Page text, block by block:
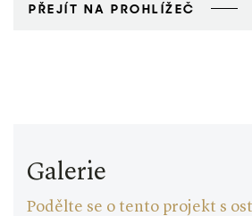
PŘEJÍT NA PROHLÍŽEČ
Galerie
Podělte se o tento projekt s